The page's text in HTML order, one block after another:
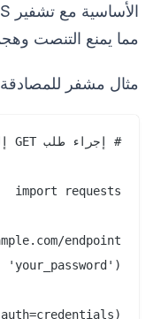
مما يمنع التنصت
مثال مشفر للمصادقة